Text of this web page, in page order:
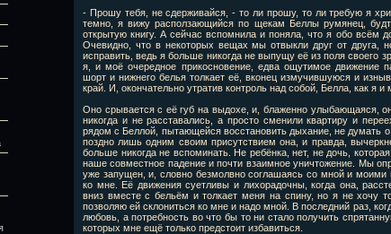
- Прошу тебя, не сдерживайся, - то ли прошу, то ли требую я
темно, я вижу расползающийся по щекам Беллы румянец,
открытую книгу. А сейчас вспомнила и поняла, что я обо всём
Очевидно, что в некоторых вещах мы отвыкли друг от друга,
исправить, ведь я больше никогда не выпущу её из поля своего
я, и моё очередное прикосновение, едва ощутимое движение
шорт и нижнего белья толкает её, вконец измучившуюся и
край. И, окончательно утратив контроль над собой, Белла, как я
Оно срывается с её губ на выдохе, и, блаженно улыбающаяся,
никогда и не расставались, а просто сменили квартиру и
рядом с Беллой, пытающейся восстановить дыхание, не думать
поздно лишь одним своим присутствием она, и правда,
больше никогда не вспоминать. Не ребёнка, нет, не дочь,
наше совместное падение и почти взаимное уничтожение. Мы
уже запущен, и, словно безмолвно соглашаясь со мной и
ко мне. Её движения суетливы и лихорадочны, когда она,
вниз вместе с бельём и толкает меня на спину, но я не хочу
позволяю ей склониться ко мне и надо мной. В последний раз,
любовь, а потребность во что бы то ни стало получить
которых мне ещё только предстоит избавиться.